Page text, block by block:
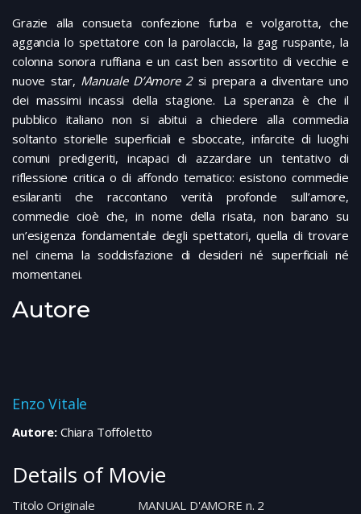
Grazie alla consueta confezione furba e volgarotta, che
aggancia lo spettatore con la parolaccia, la gag ruspante, la
colonna sonora ruffiana e un cast ben assortito di vecchie e
nuove star, Manuale D’Amore 2si prepara a diventare uno
dei massimi incassi della stagione. La speranza è che il
pubblico italiano non si abitui a chiedere alla commedia
soltanto storielle superficiali e sboccate, infarcite di luoghi
comuni predigeriti, incapaci di azzardare un tentativo di
riflessione critica o di affondo tematico: esistono commedie
esilaranti che raccontano verità profonde sull’amore,
commedie cioè che, in nome della risata, non barano su
un’esigenza fondamentale degli spettatori, quella di trovare
nel cinema la soddisfazione di desideri né superficiali né
momentanei.
Autore
Enzo Vitale
Autore:Chiara Toffoletto
Details of Movie
Titolo Originale
MANUAL D'AMORE n. 2